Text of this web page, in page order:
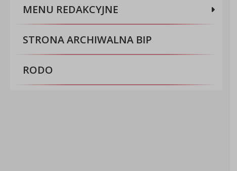
MENU REDAKCYJNE
STRONA ARCHIWALNA BIP
RODO